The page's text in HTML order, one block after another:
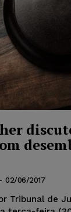
- 02/06/2017
Tribunal de